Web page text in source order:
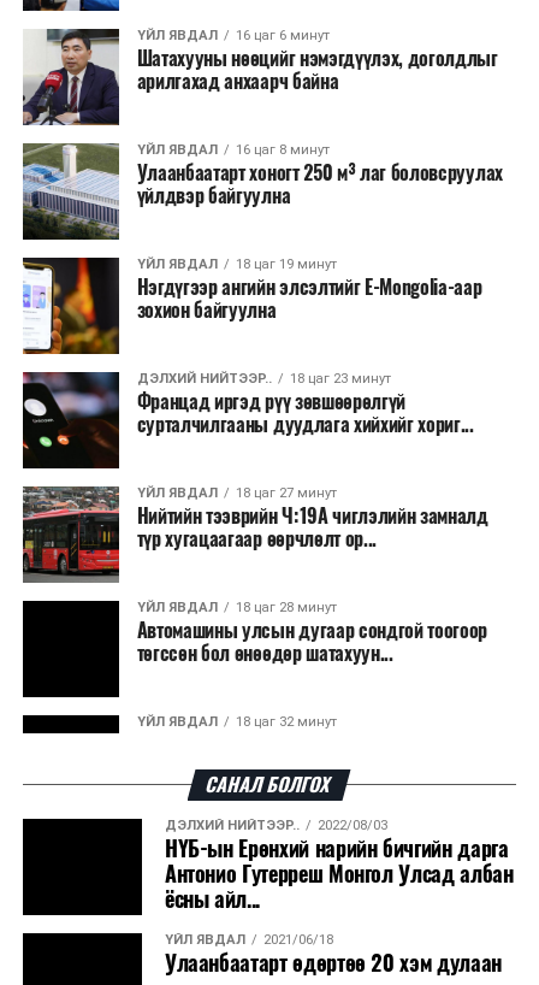
талаас илүү нь Орегон болон Вашингтон мужид
бүртгэгдсэн байна. Цаг уурын байгууллагууд ойрын
өдрүүдэд агаарын температур дахин огцом
нэмэгдэж, хуурайшилт эрчимжих төлөвтэй байгааг
анхааруулсан бөгөөд энэ нь гал унтраах ажиллагаанд
шинэ сорилт учруулж болзошгүйг онцолжээ.
ҮЙЛ ЯВДАЛ 16 цаг 6 минут
Шатахууны нөөцийг нэмэгдүүлэх, доголдлыг
арилгахад анхаарч байна
ҮЙЛ ЯВДАЛ 16 цаг 8 минут
Улаанбаатарт хоногт 250 м³ лаг боловсруулах
үйлдвэр байгуулна
ҮЙЛ ЯВДАЛ 18 цаг 19 минут
Нэгдүгээр ангийн элсэлтийг E-Mongolia-аар
зохион байгуулна
ДЭЛХИЙ НИЙТЭЭР.. 18 цаг 23 минут
Францад иргэд рүү зөвшөөрөлгүй
сурталчилгааны дуудлага хийхийг хориг...
ҮЙЛ ЯВДАЛ 18 цаг 27 минут
Нийтийн тээврийн Ч:19А чиглэлийн замналд
түр хугацаагаар өөрчлөлт ор...
ҮЙЛ ЯВДАЛ 18 цаг 28 минут
Автомашины улсын дугаар сондгой тоогоор
төгссөн бол өнөөдөр шатахуун...
ҮЙЛ ЯВДАЛ 18 цаг 32 минут
ДЭЛХИЙ НИЙТЭЭР.. 2026/08/06
“Уралдронзавод” компанийн ерөнхий
захирлын автомашиныг дэлбэлжээ...
ҮЙЛ ЯВДАЛ 2026/08/06
Сүхбаатар боомтоор тав хоногт 10 мянга гаруй
САНАЛ БОЛГОХ
ДЭЛХИЙ НИЙТЭЭР.. 2022/08/03
НҮБ-ын Ерөнхий нарийн бичгийн дарга
Антонио Гутерреш Монгол Улсад албан
ёсны айл...
ҮЙЛ ЯВДАЛ 2021/06/18
Улаанбаатарт өдөртөө 20 хэм дулаан